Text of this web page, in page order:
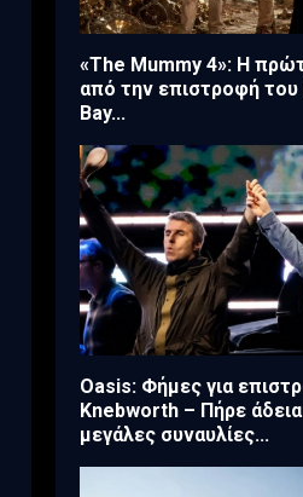
«The Mummy 4»: Η
από την επιστροφή
Bay...
Oasis: Φήμες για
Knebworth – Πήρε άδεια
μεγάλες συναυλίες...